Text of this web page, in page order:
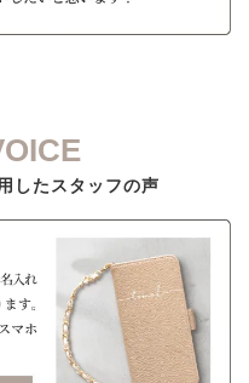
したスタッフの声